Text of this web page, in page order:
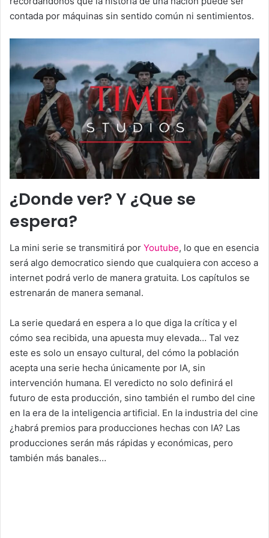
contada por máquinas sin sentido común ni sentimientos.
¿Donde ver? Y ¿Que se
espera?
La mini serie se transmitirá por Youtube, lo que en esencia
será algo democratico siendo que cualquiera con acceso a
internet podrá verlo de manera gratuita. Los capítulos se
estrenarán de manera semanal.
La serie quedará en espera a lo que diga la crítica y el
cómo sea recibida, una apuesta muy elevada… Tal vez
este es solo un ensayo cultural, del cómo la población
acepta una serie hecha únicamente por IA, sin
intervención humana. El veredicto no solo definirá el
futuro de esta producción, sino también el rumbo del cine
en la era de la inteligencia artificial. En la industria del cine
¿habrá premios para producciones hechas con IA? Las
producciones serán más rápidas y económicas, pero
también más banales…